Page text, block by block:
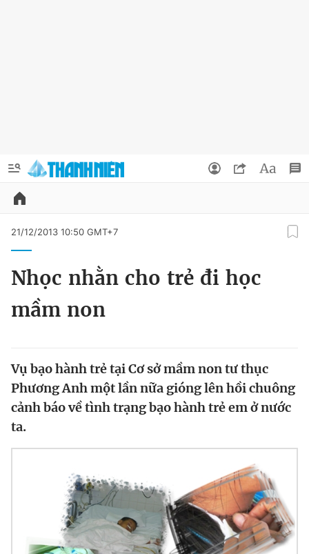
QUẢNG CÁO
Chuyên mục
Tin thị trường Tin 360
Sản phẩm khác
Bạn cần biết
Đổi mật khẩu
Tin đã lưu
Đăng xuất
21/12/2013 10:50 GMT+7
Nhọc nhằn cho trẻ đi học
mầm non
Vụ bạo hành trẻ tại Cơ sở mầm non tư thục
Phương Anh một lần nữa gióng lên hồi chuông
cảnh báo về tình trạng bạo hành trẻ em ở nước
ta.